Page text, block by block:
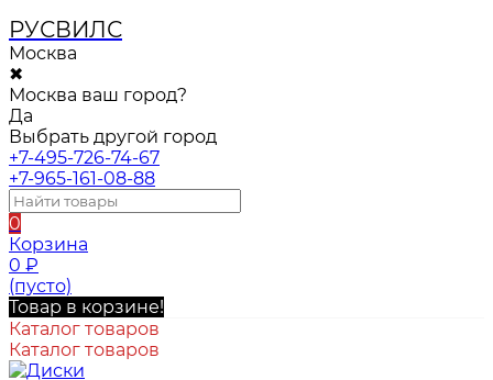
РУСВИЛС
Москва
✖
Москва ваш город?
Да
Выбрать другой город
+7-495-726-74-67
+7-965-161-08-88
0
Корзина
0 ₽
(пусто)
Товар в корзине!
Каталог товаров
Каталог товаров